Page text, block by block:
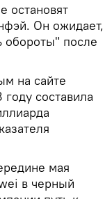
остановят
Он ожидает,
обороты" после
на сайте
составила
мая
в черный